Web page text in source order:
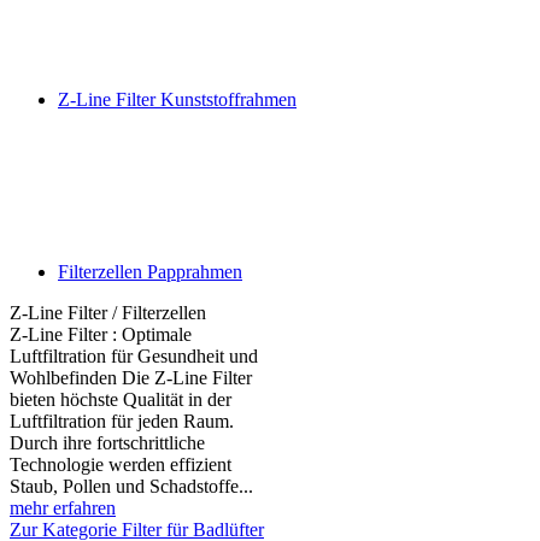
Z-Line Filter Kunststoffrahmen
Filterzellen Papprahmen
Z-Line Filter / Filterzellen
Z-Line Filter : Optimale
Luftfiltration für Gesundheit und
Wohlbefinden Die Z-Line Filter
bieten höchste Qualität in der
Luftfiltration für jeden Raum.
Durch ihre fortschrittliche
Technologie werden effizient
Staub, Pollen und Schadstoffe...
mehr erfahren
Zur Kategorie Filter für Badlüfter